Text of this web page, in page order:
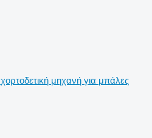
χορτοδετική μηχανή για μπάλες